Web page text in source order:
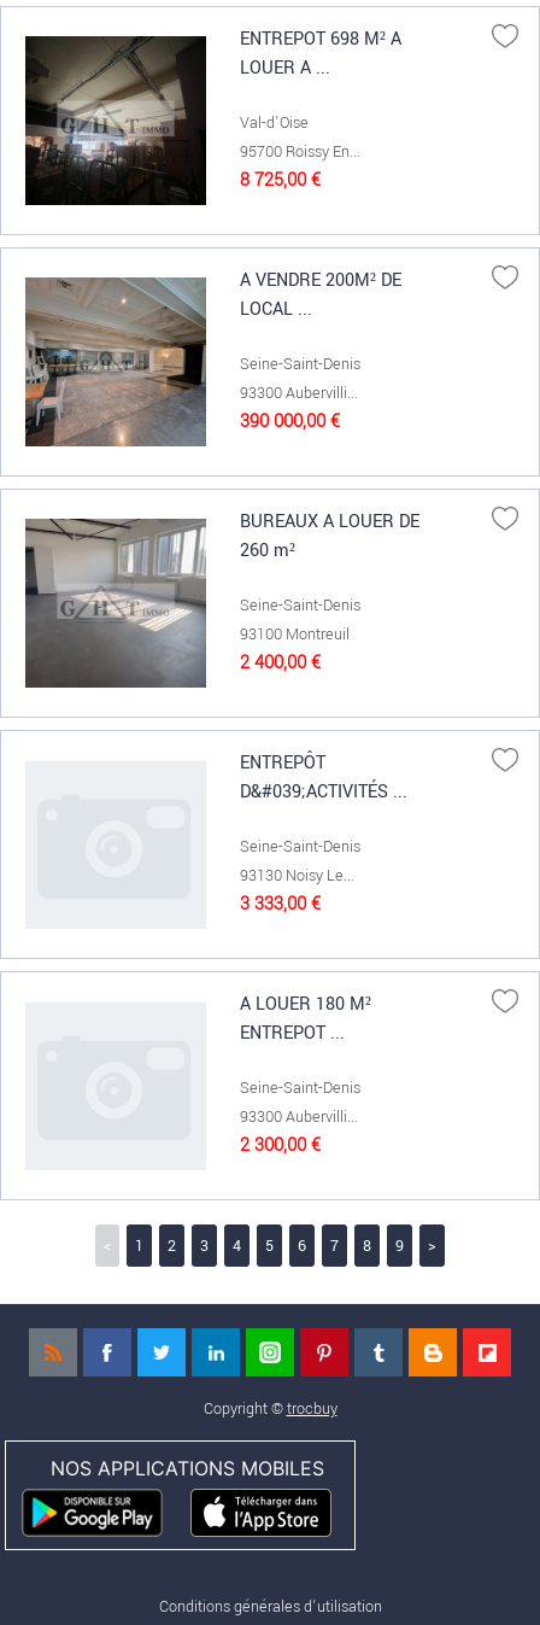
ENTREPOT 698 M² A
LOUER A ...
Val-d'Oise
95700 Roissy En...
8 725,00 €
A VENDRE 200M² DE
LOCAL ...
Seine-Saint-Denis
93300 Aubervilli...
390 000,00 €
BUREAUX A LOUER DE
260 m²
Seine-Saint-Denis
93100 Montreuil
2 400,00 €
ENTREPÔT
D&#039;ACTIVITÉS ...
Seine-Saint-Denis
93130 Noisy Le...
3 333,00 €
A LOUER 180 M²
ENTREPOT ...
Seine-Saint-Denis
93300 Aubervilli...
2 300,00 €
< 1 2 3 4 5 6 7 8 9 >
Copyright ©trocbuy
NOS APPLICATIONS MOBILES
Conditions générales d'utilisation